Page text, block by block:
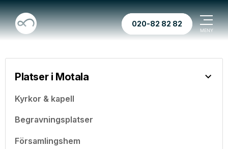
020-82 82 82
Platser i Motala
Kyrkor & kapell
Begravningsplatser
Församlingshem